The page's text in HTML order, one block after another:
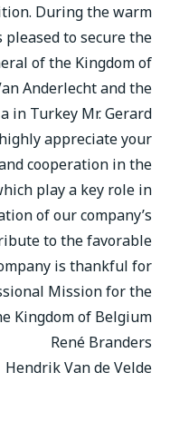
During the warm
pleased to secure the
of the Kingdom of
Anderlecht and the
in Turkey Mr. Gerard
appreciate your
cooperation in the
play a key role in
of our company’s
to the favorable
is thankful for
Mission for the
Kingdom of Belgium.
René Branders
Hendrik Van de Velde